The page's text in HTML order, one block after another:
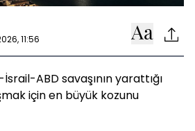
11:56
ABD savaşının yarattığı
için en büyük kozunu